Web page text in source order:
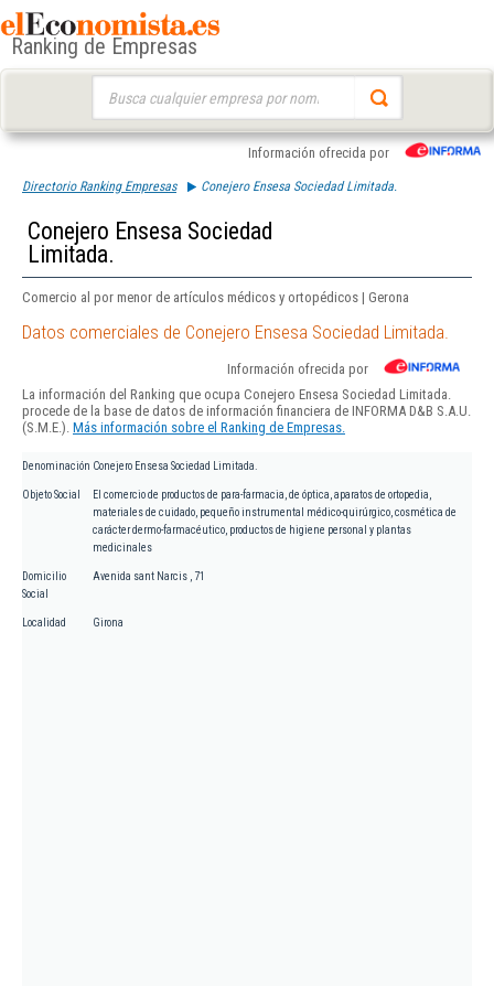
Ranking de Empresas
Información ofrecida por
Directorio Ranking Empresas Conejero Ensesa Sociedad Limitada.
Conejero Ensesa Sociedad
Limitada.
Comercio al por menor de artículos médicos y ortopédicos | Gerona
Datos comerciales de Conejero Ensesa Sociedad Limitada.
Información ofrecida por
La información del Ranking que ocupa Conejero Ensesa Sociedad Limitada.
procede de la base de datos de información financiera de INFORMA D&B S.A.U.
(S.M.E.). Más información sobre el Ranking de Empresas.
Denominación Conejero Ensesa Sociedad Limitada.
Objeto Social
El comercio de productos de para-farmacia, de óptica, aparatos de ortopedia,
materiales de cuidado, pequeño instrumental médico-quirúrgico, cosmética de
carácter dermo-farmacéutico, productos de higiene personal y plantas
medicinales
Domicilio
Social
Avenida sant Narcis , 71
Localidad Girona